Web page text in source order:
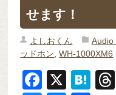
せます！
よしおくん Audio
ッドホン ,WH-1000XM6
F
X
H